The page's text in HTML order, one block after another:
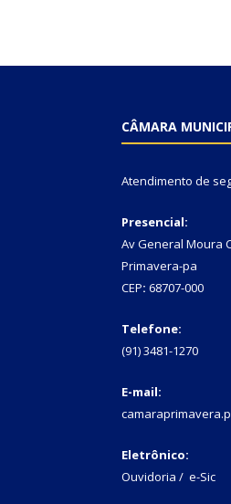
CÂMARA
Atendimento de
Presencial:
Av General Moura
Primavera-pa
CEP: 68707-000
Telefone:
(91) 3481-1270
E-mail:
Eletrônico:
Ouvidoria / e-Sic